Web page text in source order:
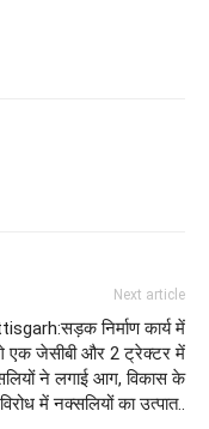
Next article
निर्माण कार्य में
एक जेसीबी और 2 ट्रेक्टर में
ने लगाई आग, विकास के
विरोध में नक्सलियों का उत्पात..